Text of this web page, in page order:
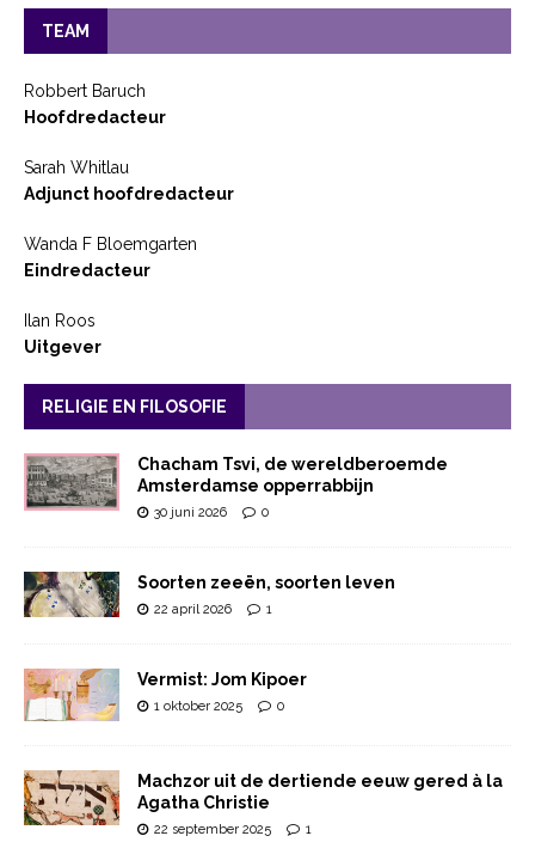
TEAM
Robbert Baruch
Hoofdredacteur
Sarah Whitlau
Adjunct hoofdredacteur
Wanda F Bloemgarten
Eindredacteur
Ilan Roos
Uitgever
RELIGIE EN FILOSOFIE
Chacham Tsvi, de wereldberoemde
Amsterdamse opperrabbijn
30 juni 2026 0
Soorten zeeën, soorten leven
22 april 2026 1
Vermist: Jom Kipoer
1 oktober 2025 0
Machzor uit de dertiende eeuw gered à la
Agatha Christie
22 september 2025 1